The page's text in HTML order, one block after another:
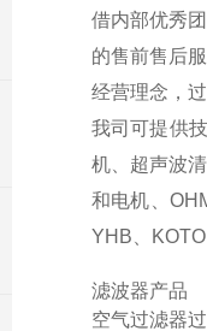
借内部优秀
的售前售后
经营理念，
我司可提供
机、超声波
和电机、
YHB、
滤波器产品
空气过滤器